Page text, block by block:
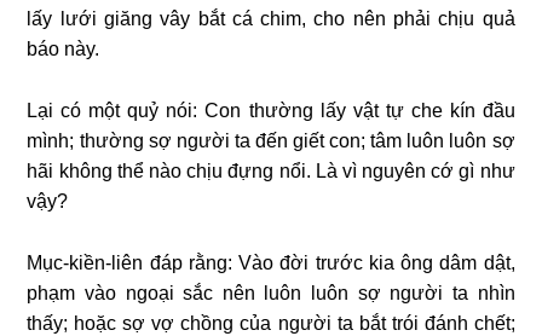
lấy lưới giăng vây bắt cá chim, cho nên phải chịu quả
báo này.
Lại có một quỷ nói: Con thường lấy vật tự che kín đầu
mình; thường sợ người ta đến giết con; tâm luôn luôn sợ
hãi không thể nào chịu đựng nổi. Là vì nguyên cớ gì như
vậy?
Mục-kiền-liên đáp rằng: Vào đời trước kia ông dâm dật,
phạm vào ngoại sắc nên luôn luôn sợ người ta nhìn
thấy; hoặc sợ vợ chồng của người ta bắt trói đánh chết;